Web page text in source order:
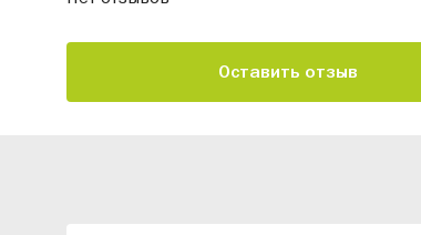
Оставить отзыв